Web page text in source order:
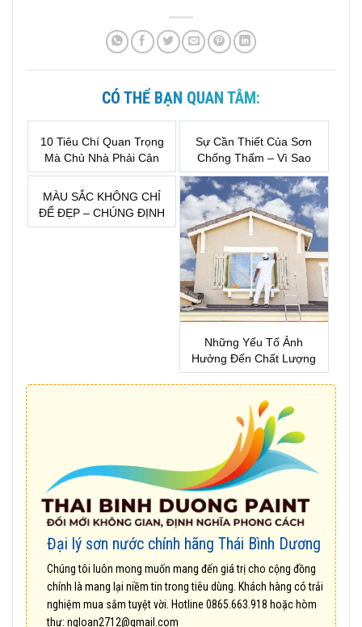
CÓ THỂ BẠN QUAN TÂM:
10 Tiêu Chí Quan Trọng
Mà Chủ Nhà Phải Cân
Nhắc Trước Khi Lựa
Chọn Sơn Nước
Sự Cần Thiết Của Sơn
Chống Thấm – Vì Sao
Đây Là Khoản Đầu Tư
Bắt Buộc Khi Xây Nhà?
MÀU SẮC KHÔNG CHỈ
ĐỂ ĐẸP – CHÚNG ĐỊNH
HÌNH CẢM XÚC CỦA
Những Yếu Tố Ảnh
Hưởng Đến Chất Lượng
Sơn Nhà !
Đại lý sơn nước chính hãng Thái Bình Dương
Chúng tôi luôn mong muốn mang đến giá trị cho cộng đồng
chính là mang lại niềm tin trong tiêu dùng. Khách hàng có trải
nghiệm mua sắm tuyệt vời. Hotline 0865.663.918 hoặc hòm
thư: ngloan2712@gmail.com